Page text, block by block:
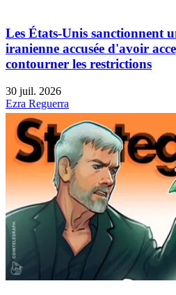
Les États-Unis sanctionnent
iranienne accusée d'avoir
contourner les restrictions
30 juil. 2026
Ezra Reguerra